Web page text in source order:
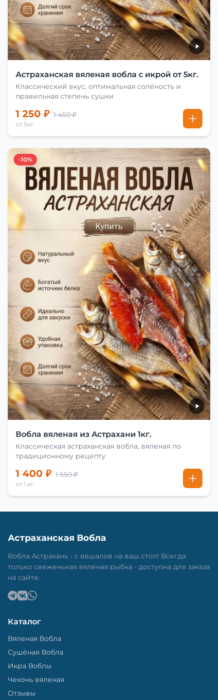
Астраханская вяленая вобла с икрой от 5кг.
Классический вкус, оптимальная солёность и
правильная степень сушки
1 250 ₽ 1 450 ₽
от 5кг
-10%
Вобла вяленая из Астрахани 1кг.
Классическая астраханская вобла, вяленая по
традиционному рецепту
1 400 ₽ 1 550 ₽
от 1 кг.
Астраханская Вобла
Вобла Астрахань - с вешалов на ваш стол! Всегда
только свеженькая вяленая рыбка - доступна для заказа
на сайте.
Каталог
Вяленая Вобла
Сушёная Вобла
Икра Воблы
Чехонь вяленая
Отзывы